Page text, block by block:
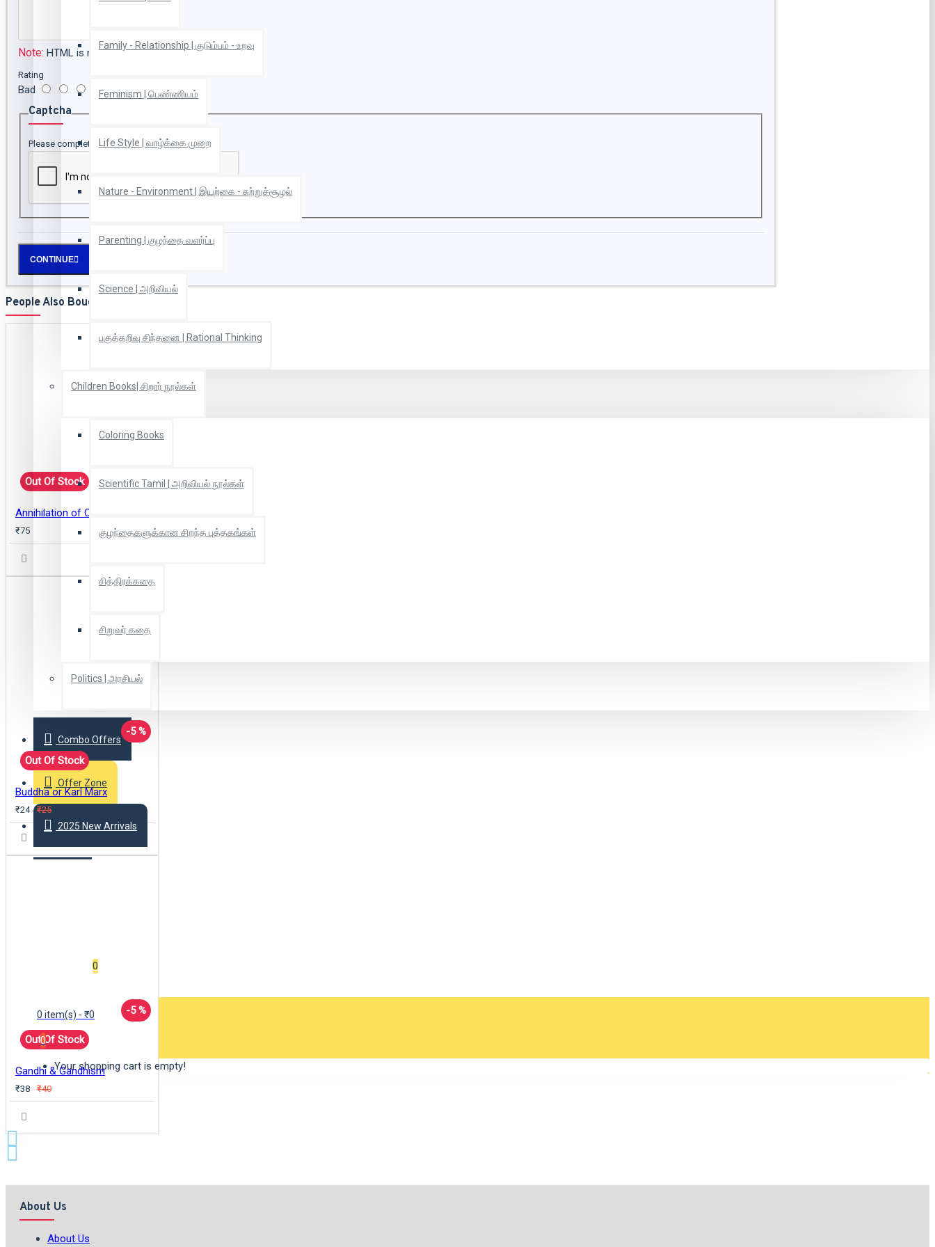
Family - Relationship | குடும்பம் - உறவு
Feminism | பெண்ணியம்
Life Style | வாழ்க்கை முறை
Nature - Environment | இயற்கை - சுற்றுச்சூழல்
Parenting | குழந்தை வளர்ப்பு
Science | அறிவியல்
பகுத்தறிவு சிந்தனை | Rational Thinking
Children Books| சிறார் நூல்கள்
Coloring Books
Scientific Tamil | அறிவியல் நூல்கள்
குழந்தைகளுக்கான சிறந்த புத்தகங்கள்
சித்திரக்கதை
சிறுவர் கதை
Politics | அரசியல்
Combo Offers
Offer Zone
2025 New Arrivals
0
0 item(s) - ₹0
0
Your shopping cart is empty!
Note: HTML is not translated!
Rating
Bad Good
Captcha
Please complete the captcha validation below
CONTINUE
People Also Bought
Out Of Stock
Annihilation of Caste
₹75
-5 %
Out Of Stock
Buddha or Karl Marx
₹24 ₹25
-5 %
Out Of Stock
Gandhi & Gandhism
₹38 ₹40
About Us
About Us